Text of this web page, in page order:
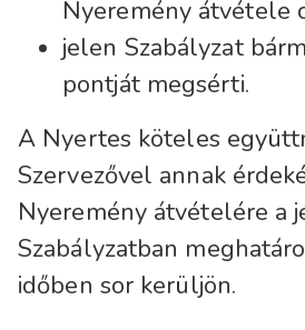
Nyeremény átvétele
jelen Szabályzat
pontját megsérti.
A Nyertes köteles
Szervezővel annak
Nyeremény átvételére a
Szabályzatban
időben sor kerüljön.